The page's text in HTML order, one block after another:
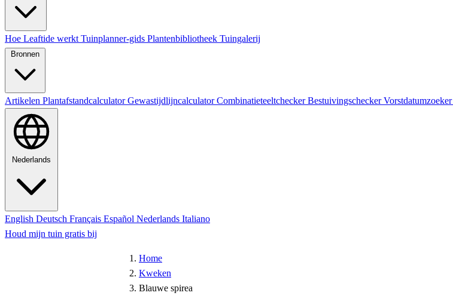
Hoe Leaftide werkt Tuinplanner-gids Plantenbibliotheek Tuingalerij
Bronnen
Artikelen PlantafstandcalculatorGewastijdlijncalculatorCombinatieteeltcheckerBestuivingscheckerVorstdatumzoeker
Nederlands
English Deutsch Français Español Nederlands Italiano
Houd mijn tuin gratis bij
Home
Kweken
Blauwe spirea